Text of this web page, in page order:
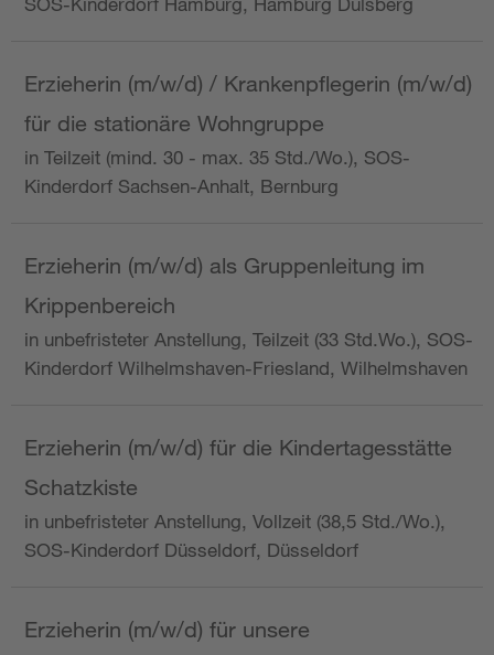
Erzieherin (m/w/d) / Krankenpflegerin (m/w/d)
für die stationäre Wohngruppe
in Teilzeit (mind. 30 - max. 35 Std./Wo.), SOS-
Kinderdorf Sachsen-Anhalt, Bernburg
Erzieherin (m/w/d) als Gruppenleitung im
Krippenbereich
in unbefristeter Anstellung, Teilzeit (33 Std.Wo.), SOS-
Kinderdorf Wilhelmshaven-Friesland, Wilhelmshaven
Erzieherin (m/w/d) für die Kindertagesstätte
Schatzkiste
in unbefristeter Anstellung, Vollzeit (38,5 Std./Wo.),
SOS-Kinderdorf Düsseldorf, Düsseldorf
Erzieherin (m/w/d) für unsere